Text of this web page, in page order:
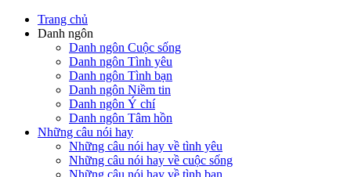
Trang chủ
Danh ngôn
Danh ngôn Cuộc sống
Danh ngôn Tình yêu
Danh ngôn Tình bạn
Danh ngôn Niềm tin
Danh ngôn Ý chí
Danh ngôn Tâm hồn
Những câu nói hay
Những câu nói hay về tình yêu
Những câu nói hay về cuộc sống
Những câu nói hay về tình bạn